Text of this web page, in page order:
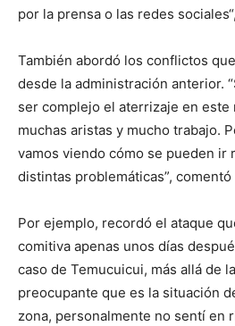
por la prensa o las redes
También abordó los conflictos
desde la administración anterior.
ser complejo el aterrizaje en
muchas aristas y mucho trabajo.
vamos viendo cómo se pueden ir
distintas problemáticas”, comentó
Por ejemplo, recordó el ataque
comitiva apenas unos días
caso de Temucuicui, más allá de
preocupante que es la situación
zona, personalmente no sentí en